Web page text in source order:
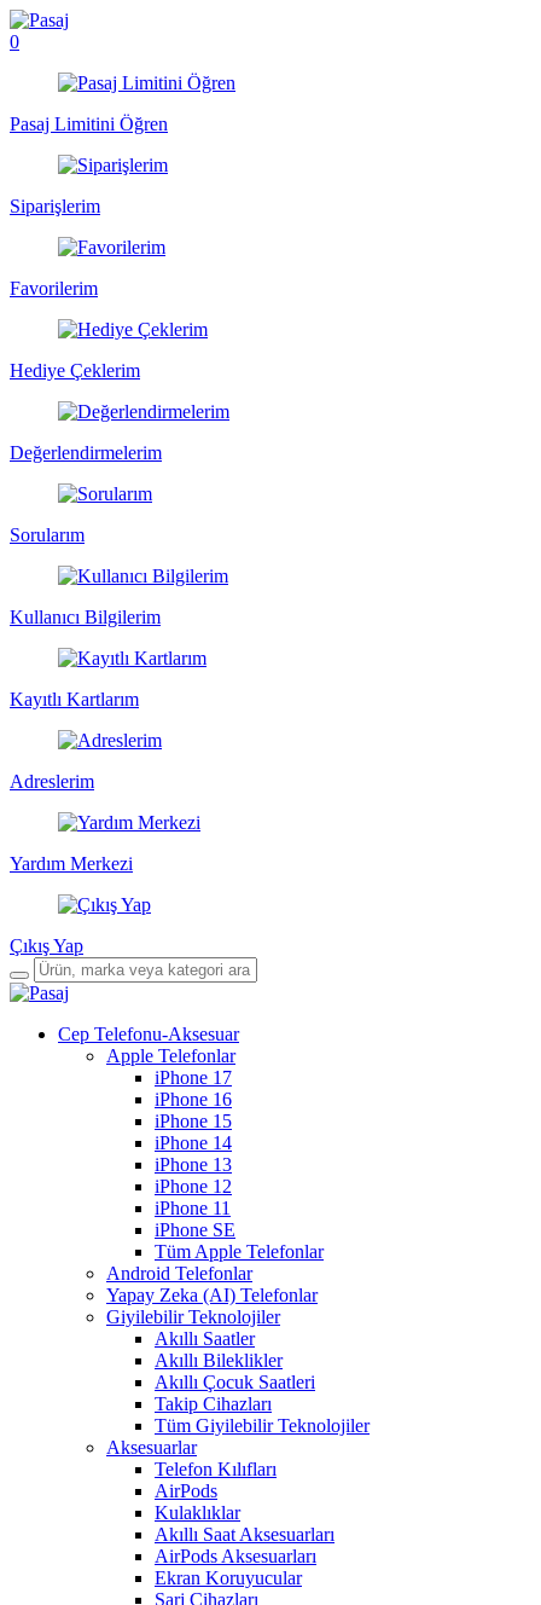
0
Pasaj Limitini Öğren
Siparişlerim
Favorilerim
Hediye Çeklerim
Değerlendirmelerim
Sorularım
Kullanıcı Bilgilerim
Kayıtlı Kartlarım
Adreslerim
Yardım Merkezi
Çıkış Yap
Cep Telefonu-Aksesuar
Apple Telefonlar
iPhone 17
iPhone 16
iPhone 15
iPhone 14
iPhone 13
iPhone 12
iPhone 11
iPhone SE
Tüm Apple Telefonlar
Android Telefonlar
Yapay Zeka (AI) Telefonlar
Giyilebilir Teknolojiler
Akıllı Saatler
Akıllı Bileklikler
Akıllı Çocuk Saatleri
Takip Cihazları
Tüm Giyilebilir Teknolojiler
Aksesuarlar
Telefon Kılıfları
AirPods
Kulaklıklar
Akıllı Saat Aksesuarları
AirPods Aksesuarları
Ekran Koruyucular
Şarj Cihazları